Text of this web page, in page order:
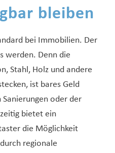
bleiben
bei Immobilien. Der
werden. Denn die
Stahl, Holz und andere
ist bares Geld
oder der
bietet ein
die Möglichkeit
regionale